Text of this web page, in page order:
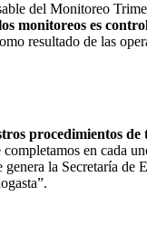
del Monitoreo
monitoreos es
resultado de las
procedimientos de
en cada
la Secretaría